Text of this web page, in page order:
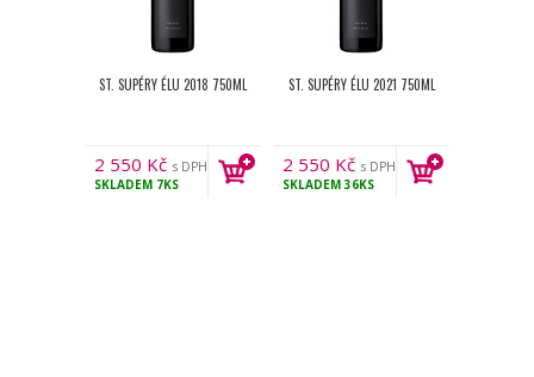
ST. SUPÉRY ÉLU 2018 750ML
2 550 Kč s DPH
SKLADEM 7KS
ST. SUPÉRY ÉLU 2021 750ML
2 550 Kč s DPH
SKLADEM36KS